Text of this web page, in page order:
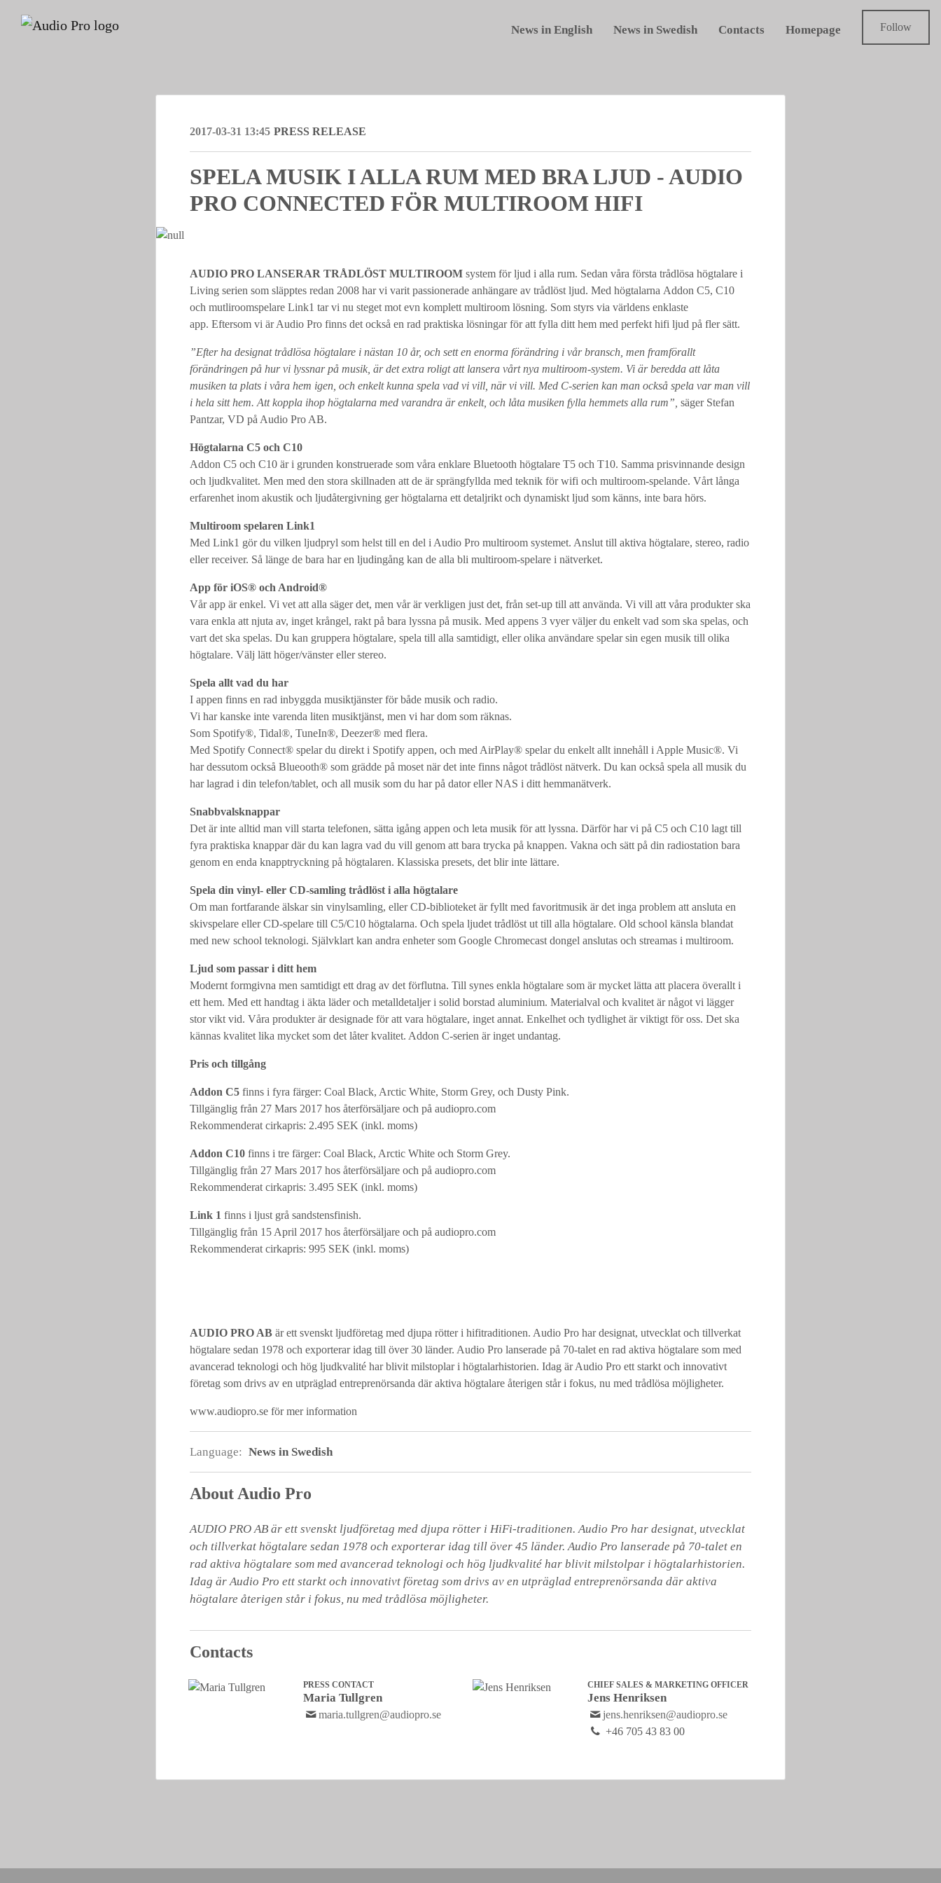
News in English News in Swedish Contacts Homepage Follow
2017-03-31 13:45 PRESS RELEASE
SPELA MUSIK I ALLA RUM MED BRA LJUD - AUDIO
PRO CONNECTED FÖR MULTIROOM HIFI
AUDIO PRO LANSERAR TRÅDLÖST MULTIROOM system för ljud i alla rum. Sedan våra första trådlösa högtalare i
Living serien som släpptes redan 2008 har vi varit passionerade anhängare av trådlöst ljud. Med högtalarna Addon C5, C10
och mutliroomspelare Link1 tar vi nu steget mot evn komplett multiroom lösning. Som styrs via världens enklaste
app. Eftersom vi är Audio Pro finns det också en rad praktiska lösningar för att fylla ditt hem med perfekt hifi ljud på fler sätt.
”Efter ha designat trådlösa högtalare i nästan 10 år, och sett en enorma förändring i vår bransch, men framförallt
förändringen på hur vi lyssnar på musik, är det extra roligt att lansera vårt nya multiroom-system. Vi är beredda att låta
musiken ta plats i våra hem igen, och enkelt kunna spela vad vi vill, när vi vill. Med C-serien kan man också spela var man vill
i hela sitt hem. Att koppla ihop högtalarna med varandra är enkelt, och låta musiken fylla hemmets alla rum”, säger Stefan
Pantzar, VD på Audio Pro AB.
Högtalarna C5 och C10
Addon C5 och C10 är i grunden konstruerade som våra enklare Bluetooth högtalare T5 och T10. Samma prisvinnande design
och ljudkvalitet. Men med den stora skillnaden att de är sprängfyllda med teknik för wifi och multiroom-spelande. Vårt långa
erfarenhet inom akustik och ljudåtergivning ger högtalarna ett detaljrikt och dynamiskt ljud som känns, inte bara hörs.
Multiroom spelaren Link1
Med Link1 gör du vilken ljudpryl som helst till en del i Audio Pro multiroom systemet. Anslut till aktiva högtalare, stereo, radio
eller receiver. Så länge de bara har en ljudingång kan de alla bli multiroom-spelare i nätverket.
App för iOS® och Android®
Vår app är enkel. Vi vet att alla säger det, men vår är verkligen just det, från set-up till att använda. Vi vill att våra produkter ska
vara enkla att njuta av, inget krångel, rakt på bara lyssna på musik. Med appens 3 vyer väljer du enkelt vad som ska spelas, och
vart det ska spelas. Du kan gruppera högtalare, spela till alla samtidigt, eller olika användare spelar sin egen musik till olika
högtalare. Välj lätt höger/vänster eller stereo.
Spela allt vad du har
I appen finns en rad inbyggda musiktjänster för både musik och radio.
Vi har kanske inte varenda liten musiktjänst, men vi har dom som räknas.
Som Spotify®, Tidal®, TuneIn®, Deezer® med flera.
Med Spotify Connect® spelar du direkt i Spotify appen, och med AirPlay® spelar du enkelt allt innehåll i Apple Music®. Vi
har dessutom också Blueooth® som grädde på moset när det inte finns något trådlöst nätverk. Du kan också spela all musik du
har lagrad i din telefon/tablet, och all musik som du har på dator eller NAS i ditt hemmanätverk.
Snabbvalsknappar
Det är inte alltid man vill starta telefonen, sätta igång appen och leta musik för att lyssna. Därför har vi på C5 och C10 lagt till
fyra praktiska knappar där du kan lagra vad du vill genom att bara trycka på knappen. Vakna och sätt på din radiostation bara
genom en enda knapptryckning på högtalaren. Klassiska presets, det blir inte lättare.
Spela din vinyl- eller CD-samling trådlöst i alla högtalare
Om man fortfarande älskar sin vinylsamling, eller CD-biblioteket är fyllt med favoritmusik är det inga problem att ansluta en
skivspelare eller CD-spelare till C5/C10 högtalarna. Och spela ljudet trådlöst ut till alla högtalare. Old school känsla blandat
med new school teknologi. Självklart kan andra enheter som Google Chromecast dongel anslutas och streamas i multiroom.
Ljud som passar i ditt hem
Modernt formgivna men samtidigt ett drag av det förflutna. Till synes enkla högtalare som är mycket lätta att placera överallt i
ett hem. Med ett handtag i äkta läder och metalldetaljer i solid borstad aluminium. Materialval och kvalitet är något vi lägger
stor vikt vid. Våra produkter är designade för att vara högtalare, inget annat. Enkelhet och tydlighet är viktigt för oss. Det ska
kännas kvalitet lika mycket som det låter kvalitet. Addon C-serien är inget undantag.
Pris och tillgång
Addon C5 finns i fyra färger: Coal Black, Arctic White, Storm Grey, och Dusty Pink.
Tillgänglig från 27 Mars 2017 hos återförsäljare och på audiopro.com
Rekommenderat cirkapris: 2.495 SEK (inkl. moms)
Addon C10 finns i tre färger: Coal Black, Arctic White och Storm Grey.
Tillgänglig från 27 Mars 2017 hos återförsäljare och på audiopro.com
Rekommenderat cirkapris: 3.495 SEK (inkl. moms)
Link 1 finns i ljust grå sandstensfinish.
Tillgänglig från 15 April 2017 hos återförsäljare och på audiopro.com
Rekommenderat cirkapris: 995 SEK (inkl. moms)
AUDIO PRO AB är ett svenskt ljudföretag med djupa rötter i hifitraditionen. Audio Pro har designat, utvecklat och tillverkat
högtalare sedan 1978 och exporterar idag till över 30 länder. Audio Pro lanserade på 70-talet en rad aktiva högtalare som med
avancerad teknologi och hög ljudkvalité har blivit milstoplar i högtalarhistorien. Idag är Audio Pro ett starkt och innovativt
företag som drivs av en utpräglad entreprenörsanda där aktiva högtalare återigen står i fokus, nu med trådlösa möjligheter.
www.audiopro.se för mer information
Language: News in Swedish
About Audio Pro
AUDIO PRO AB är ett svenskt ljudföretag med djupa rötter i HiFi-traditionen. Audio Pro har designat, utvecklat
och tillverkat högtalare sedan 1978 och exporterar idag till över 45 länder. Audio Pro lanserade på 70-talet en
rad aktiva högtalare som med avancerad teknologi och hög ljudkvalité har blivit milstolpar i högtalarhistorien.
Idag är Audio Pro ett starkt och innovativt företag som drivs av en utpräglad entreprenörsanda där aktiva
högtalare återigen står i fokus, nu med trådlösa möjligheter.
Contacts
PRESS CONTACT
Maria Tullgren
maria.tullgren@audiopro.se
CHIEF SALES & MARKETING OFFICER
Jens Henriksen
jens.henriksen@audiopro.se
+46 705 43 83 00